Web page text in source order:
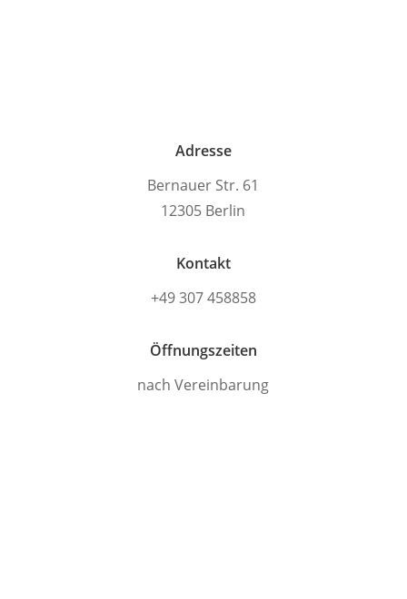
Adresse
Bernauer Str. 61
12305 Berlin
Kontakt
+49 307 458858
Öffnungszeiten
nach Vereinbarung